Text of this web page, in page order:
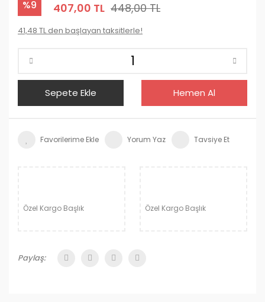
%9 407,00 TL 448,00 TL
41,48 TL den başlayan taksitlerle!
Sepete Ekle Hemen Al
Yorum Yaz Tavsiye Et
Özel Kargo Başlık Özel Kargo Başlık
Paylaş: